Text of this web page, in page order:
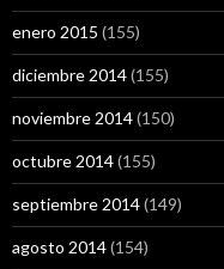
enero 2015 (155)
diciembre 2014(155)
noviembre 2014(150)
octubre 2014(155)
septiembre 2014(149)
agosto 2014(154)